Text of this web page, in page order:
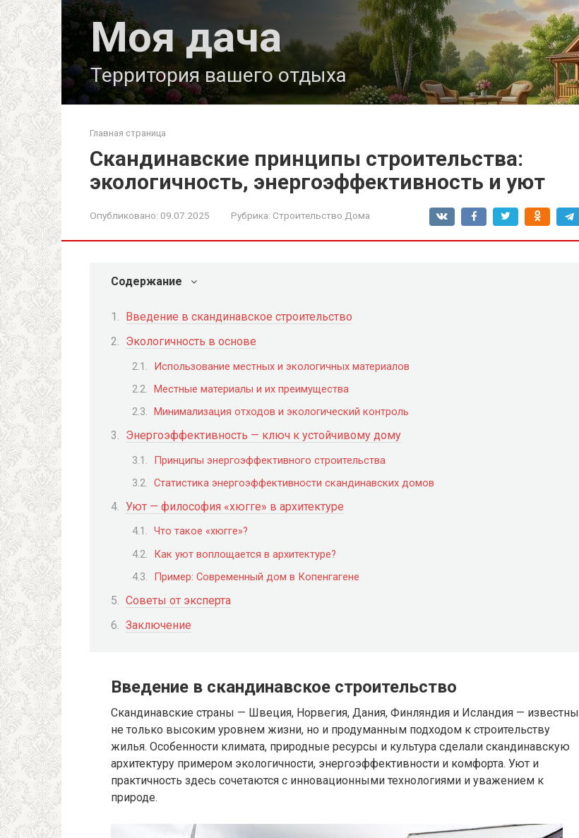
Моя дача
Территория вашего отдыха
Главная страница
Скандинавские принципы строительства:
экологичность, энергоэффективность и уют
Опубликовано: 09.07.2025 Рубрика: Строительство Дома
Содержание
Введение в скандинавское строительство
Экологичность в основе
Использование местных и экологичных материалов
Местные материалы и их преимущества
Минимализация отходов и экологический контроль
Энергоэффективность — ключ к устойчивому дому
Принципы энергоэффективного строительства
Статистика энергоэффективности скандинавских домов
Уют — философия «хюгге» в архитектуре
Что такое «хюгге»?
Как уют воплощается в архитектуре?
Пример: Современный дом в Копенгагене
Советы от эксперта
Заключение
Введение в скандинавское строительство
Скандинавские страны — Швеция, Норвегия, Дания, Финляндия и Исландия — известны
не только высоким уровнем жизни, но и продуманным подходом к строительству
жилья. Особенности климата, природные ресурсы и культура сделали скандинавскую
архитектуру примером экологичности, энергоэффективности и комфорта. Уют и
практичность здесь сочетаются с инновационными технологиями и уважением к
природе.